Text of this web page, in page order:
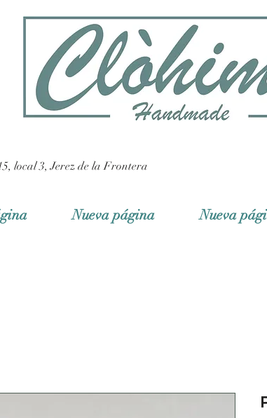
local 3, Jerez de la Frontera
Nueva página Nueva